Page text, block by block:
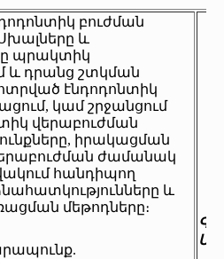
բուժման
և
պրակտիկ
և դրանց շտկման
էնդոդոնտիկ
կամ շրջանցում
վերաբուժման
իրակացման
ժամանակ
հանդիպող
և
մեթոդները։